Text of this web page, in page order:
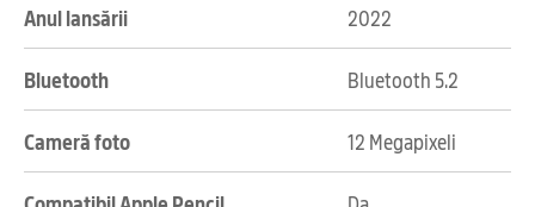
Anul lansării 2022
Bluetooth Bluetooth 5.2
Cameră foto 12 Megapixeli